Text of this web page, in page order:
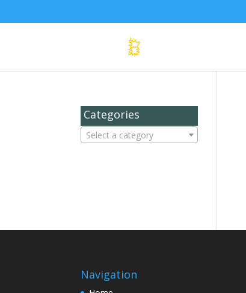
Categories
Select a category
Navigation